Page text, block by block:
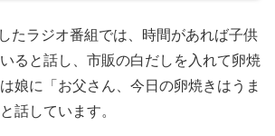
たラジオ番組では、時間があれば子供
ると話し、市販の白だしを入れて卵焼
娘に「お父さん、今日の卵焼きはうま
話しています。